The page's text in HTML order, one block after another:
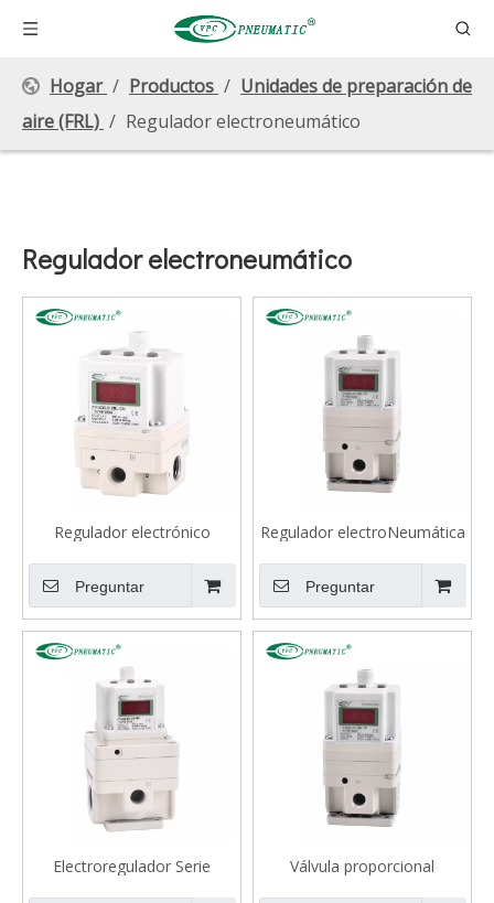
Hogar / Productos / Unidades de preparación de
aire (FRL) / Regulador electroneumático
Regulador electroneumático
Regulador electrónico
Preguntar
Regulador electroNeumática
Preguntar
Electroregulador Serie
Válvula proporcional